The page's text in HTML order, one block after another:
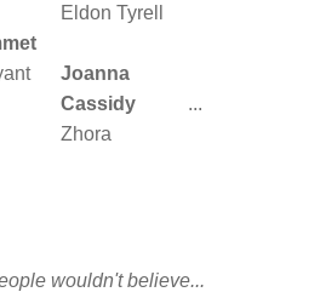
Eldon Tyrell
Joanna
Cassidy...
Zhora
wouldn't believe...